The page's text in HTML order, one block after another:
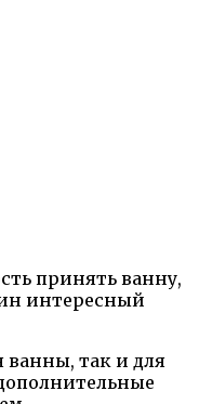
принять ванну,
интересный
ванны, так и для